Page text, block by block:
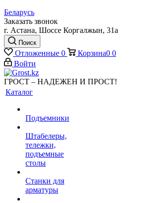
Беларусь
Заказать звонок
г. Астана, Шоссе Коргалжын, 31а
Поиск
Отложенные 0 Корзина0 0
Войти
ГРОСТ – НАДЕЖЕН И ПРОСТ!
Каталог
Подъемники
Штабелеры,
тележки,
подъемные
столы
Станки для
арматуры